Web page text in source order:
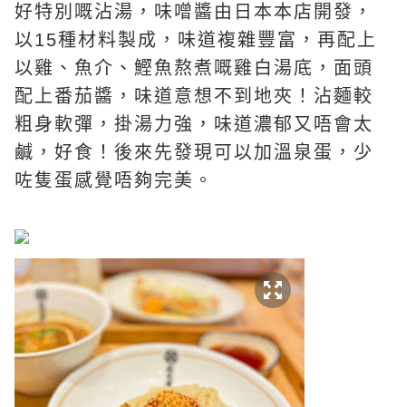
好特別嘅沾湯，味噌醬由日本本店開發，
以15種材料製成，味道複雜豐富，再配上
以雞、魚介、鰹魚熬煮嘅雞白湯底，面頭
配上番茄醬，味道意想不到地夾！沾麵較
粗身軟彈，掛湯力強，味道濃郁又唔會太
鹹，好食！後來先發現可以加溫泉蛋，少
咗隻蛋感覺唔夠完美。